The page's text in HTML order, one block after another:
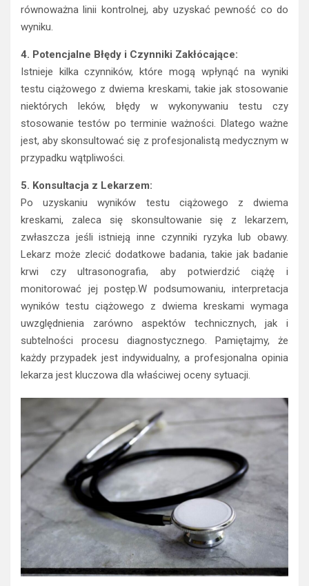
równoważna linii kontrolnej, aby uzyskać pewność co do
wyniku.
4. Potencjalne Błędy i Czynniki Zakłócające:
Istnieje kilka czynników, które mogą wpłynąć na wyniki
testu ciążowego z dwiema kreskami, takie jak stosowanie
niektórych leków, błędy w wykonywaniu testu czy
stosowanie testów po terminie ważności. Dlatego ważne
jest, aby skonsultować się z profesjonalistą medycznym w
przypadku wątpliwości.
5. Konsultacja z Lekarzem:
Po uzyskaniu wyników testu ciążowego z dwiema
kreskami, zaleca się skonsultowanie się z lekarzem,
zwłaszcza jeśli istnieją inne czynniki ryzyka lub obawy.
Lekarz może zlecić dodatkowe badania, takie jak badanie
krwi czy ultrasonografia, aby potwierdzić ciążę i
monitorować jej postęp.W podsumowaniu, interpretacja
wyników testu ciążowego z dwiema kreskami wymaga
uwzględnienia zarówno aspektów technicznych, jak i
subtelności procesu diagnostycznego. Pamiętajmy, że
każdy przypadek jest indywidualny, a profesjonalna opinia
lekarza jest kluczowa dla właściwej oceny sytuacji.